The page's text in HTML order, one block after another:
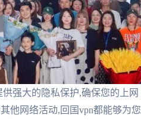
强大的隐私保护,确保您的上网
他网络活动,回国vpn都能够为您